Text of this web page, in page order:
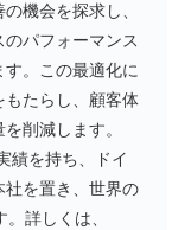
機会を探求し、
パフォーマンス
。この最適化に
もたらし、顧客体
削減します。
績を持ち、ドイ
社を置き、世界の
詳しくは、